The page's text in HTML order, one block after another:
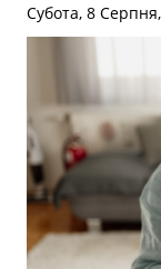
Субота, 8